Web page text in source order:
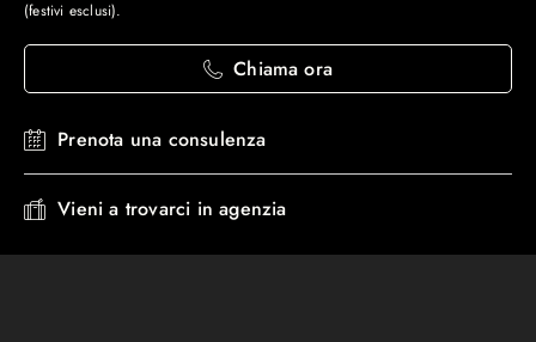
(festivi esclusi).
Chiama ora
Prenota una consulenza
Vieni a trovarci in agenzia